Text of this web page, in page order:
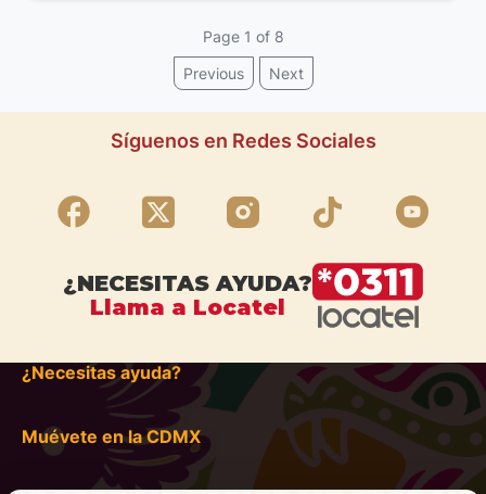
Page 1 of 8
Previous
Next
Síguenos en Redes Sociales
¿NECESITAS AYUDA?
Llama a Locatel
¿Necesitas ayuda?
Muévete en la CDMX